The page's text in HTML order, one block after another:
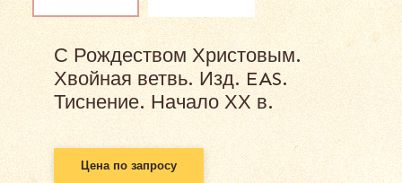
С Рождеством Христовым.
Хвойная ветвь. Изд. EAS.
Тиснение. Начало ХХ в.
Цена по запросу